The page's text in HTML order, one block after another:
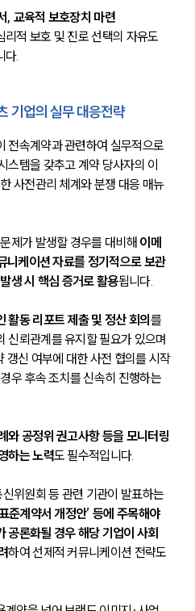
, 교육적 보호장치 마련
적 보호 및 진로 선택의 자유도
다.
기업의 실무 대응전략
전속계약과 관련하여 실무적으로
스템을 갖추고 계약 당사자의 이
사전관리 체계와 분쟁 대응 매뉴
제가 발생할 경우를 대비해 이메
니케이션 자료를 정기적으로 보관
생 시 핵심 증거로 활용됩니다.
활동 리포트 제출 및 정산 회의를
신뢰관계를 유지할 필요가 있으며
갱신 여부에 대한 사전 협의를 시작
우 후속 조치를 신속히 진행하는
와 공정위 권고사항 등을 모니터링
하는 노력도 필수적입니다.
위원회 등 관련 기관이 발표하는
준계약서 개정안’ 등에 주목해야
공론화될 경우 해당 기업이 사회
하여 선제적 커뮤니케이션 전략도